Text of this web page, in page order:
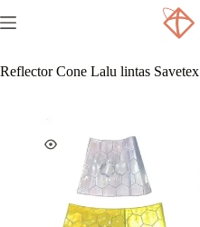
Reflector Cone Lalu lintas Savetex